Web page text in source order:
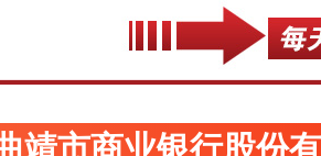
靖市商业银行股份